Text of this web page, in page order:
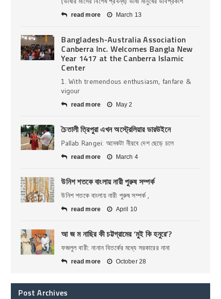
read more March 13
Bangladesh-Australia Association
Canberra Inc. Welcomes Bangla New
Year 1417 at the Canberra Islamic
Center
1. With tremendous enthusiasm, fanfare &
vigour
read more May 2
চৈতালী ত্রিপুরা এখন অস্ট্রেলিয়ার ডারউইনে
Pallab Rangei: অনেকটা নীরবে দেশ ছেড়ে চলে
read more March 4
উনিশ শতকে বাংলায় নারী পুরুষ সম্পর্ক
উনিশ শতকে বাংলায় নারী পুরুষ সম্পর্ক ,
read more April 10
আ জ ম নাছির কী চট্টগ্রামের ‘মুই কি হনুরে’?
ফজলুল বারী: নানান বিতর্কের মধ্যে সরকারের নানা
read more October 28
Post Archives